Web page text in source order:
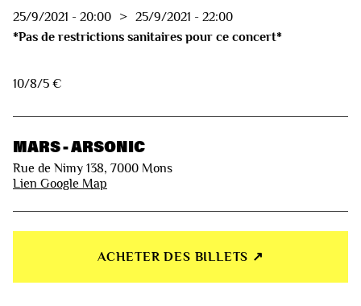
25/9/2021 - 20:00 > 25/9/2021 - 22:00
*Pas de restrictions sanitaires pour ce concert*
10/8/5 €
MARS - ARSONIC
Rue de Nimy 138, 7000 Mons
Lien Google Map
ACHETER DES BILLETS ↗︎